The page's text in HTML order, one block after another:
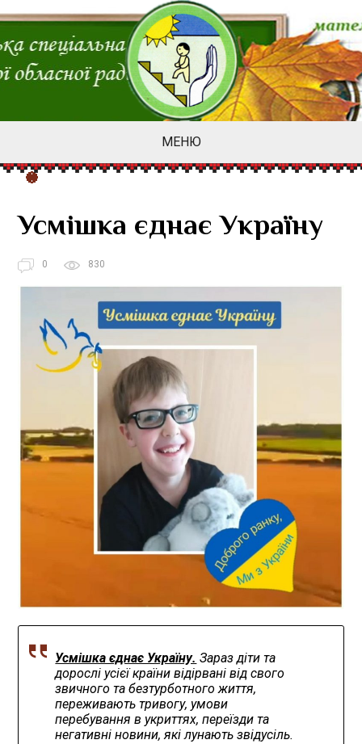
МЕНЮ
Усмішка єднає Україну
0 830
Усмішка єднає Україну. Зараз діти та
дорослі усієї країни відірвані від свого
звичного та безтурботного життя,
переживають тривогу, умови
перебування в укриттях, переїзди та
негативні новини, які лунають звідусіль.